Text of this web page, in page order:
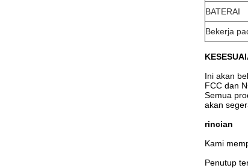
BATERAI
Bekerja
Ini akan
FCC dan
Semua
akan
rincian
Kami
Penutup